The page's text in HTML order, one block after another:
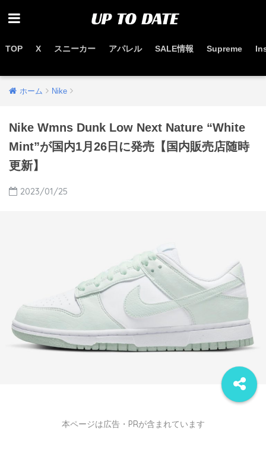
TOP X スニーカー アパレル SALE情報 Supreme
ホーム Nike
Nike Wmns Dunk Low Next Nature “White
Mint”が国内1月26日に発売【国内販売店随時
更新】
2023/01/25
本ページは広告・PRが含まれています